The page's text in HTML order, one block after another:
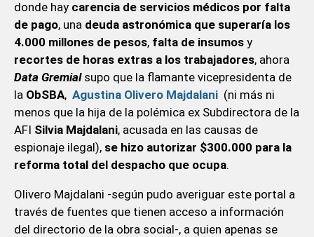
donde hay carencia de servicios médicos por falta
de pago, una deuda astronómica que superaría los
4.000 millones de pesos,falta de insumosy
recortes de horas extras a los trabajadores, ahora
Data Gremialsupo que la flamante vicepresidenta de
la ObSBA, Agustina Olivero Majdalani (ni más ni
menos que la hija de la polémica ex Subdirectora de la
AFI Silvia Majdalani, acusada en las causas de
espionaje ilegal), se hizo autorizar $300.000 para la
reforma total del despacho que ocupa.
Olivero Majdalani -según pudo averiguar este portal a
través de fuentes que tienen acceso a información
del directorio de la obra social-, a quien apenas se